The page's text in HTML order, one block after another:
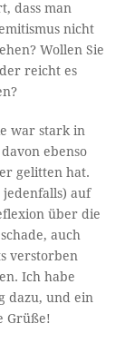
dass man
nicht
Wollen Sie
reicht es
war stark in
ebenso
gelitten hat.
jedenfalls) auf
über die
auch
verstorben
Ich habe
dazu, und ein
Grüße!